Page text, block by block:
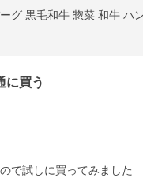
グ 黒毛和牛 惣菜 和牛 ハ
に買う
で試しに買ってみました